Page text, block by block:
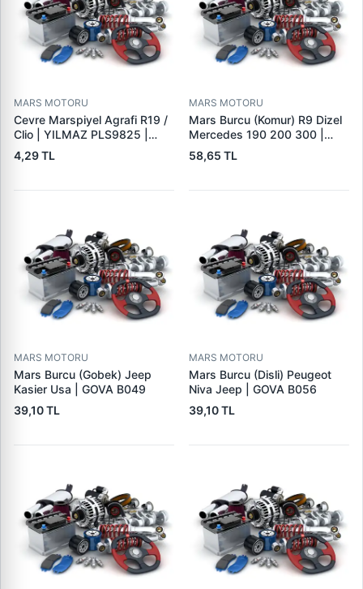
MARS MOTORU
Cevre Marspiyel Agrafi R19 /
Clio | YILMAZ PLS9825 |
OEM 7703077256
4,29 TL
MARS MOTORU
Mars Burcu (Komur) R9 Dizel
Mercedes 190 200 300 |
GOVA B047
58,65 TL
MARS MOTORU
Mars Burcu (Gobek) Jeep
Kasier Usa | GOVA B049
39,10 TL
MARS MOTORU
Mars Burcu (Disli) Peugeot
Niva Jeep | GOVA B056
39,10 TL